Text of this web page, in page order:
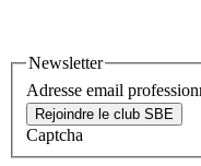
Newsletter
Adresse email
Rejoindre le club SBE
Captcha